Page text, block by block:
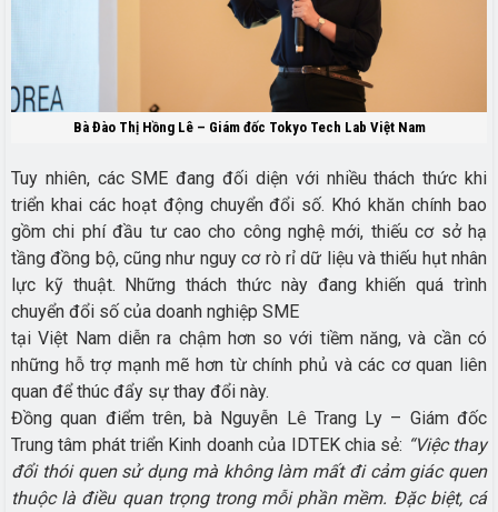
Bà Đào Thị Hồng Lê – Giám đốc Tokyo Tech Lab Việt Nam
Tuy nhiên, các SME đang đối diện với nhiều thách thức khi
triển khai các hoạt động chuyển đổi số. Khó khăn chính bao
gồm chi phí đầu tư cao cho công nghệ mới, thiếu cơ sở hạ
tầng đồng bộ, cũng như nguy cơ rò rỉ dữ liệu và thiếu hụt nhân
lực kỹ thuật. Những thách thức này đang khiến quá trình
chuyển đổi số của doanh nghiệp SME
tại Việt Nam diễn ra chậm hơn so với tiềm năng, và cần có
những hỗ trợ mạnh mẽ hơn từ chính phủ và các cơ quan liên
quan để thúc đẩy sự thay đổi này.
Đồng quan điểm trên, bà Nguyễn Lê Trang Ly – Giám đốc
Trung tâm phát triển Kinh doanh của IDTEK chia sẻ: “Việc thay
đổi thói quen sử dụng mà không làm mất đi cảm giác quen
thuộc là điều quan trọng trong mỗi phần mềm. Đặc biệt, cá